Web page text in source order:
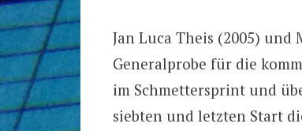
Jan Luca Theis (2005)
Generalprobe für die
im Schmettersprint und
siebten und letzten Start